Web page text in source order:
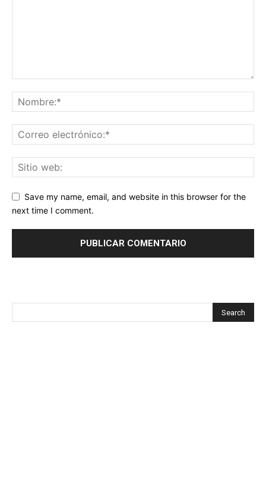
Save my name, email, and website in this browser for the
next time I comment.